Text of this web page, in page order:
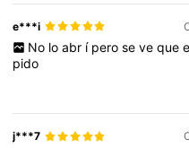
e***i
No lo abr í pero se ve que
pido
j***7